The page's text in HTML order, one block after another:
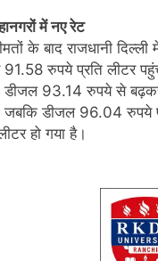
में नए रेट
के बाद राजधानी
रुपये प्रति लीटर
93.14 रुपये से
जबकि डीजल 96.04 रुपये
हो गया है।